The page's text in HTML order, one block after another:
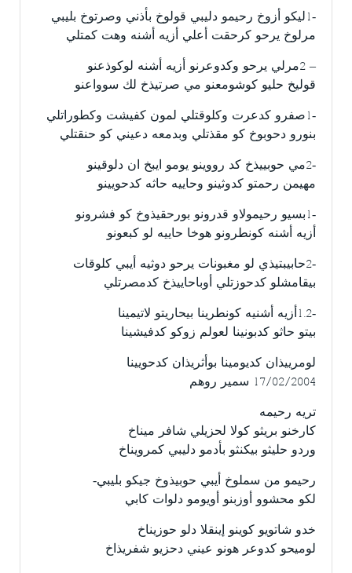
-1ليكو أزوخ رحيمو دليبي قولوخ بأذني وصرتوخ بليبي
مرلوخ يرحو كرحقت أعلي أزيه أشنه وهت كمتلي
– 2مرلي يرحو وكدوعرنو أزيه أشنه لوكوذعنو
قوليخ حليو كوشومعنو مي صرتيذخ لك سوواعنو
-1صفرو كدعرت وكلوقتلي لمون كفيشت وكطوراتلي
بنورو دحوبوخ كو مقذتلي وبدمعه دعيني كو حنقتلي
-2مي حوبييذخ كد رووينو يومو ايبخ ان دلوقينو
مهيمن رحمتو كدوثينو وحاييه حاثه كدحويينو
-1بسيو رحيمولاو قدرونو بورحقيذوخ كو فشرونو
أزيه أشنه كونطرونو هوخا حاييه لو كبعونو
-2حابيبتيذي لو مغبونات يرحو دوثيه أيبي كلوقات
بيقامشلو كدحوزتلي أوباحاييذخ كدمصرتلي
-1.2أزيه أشنيه كونطرينا بيحاريتو لاتيمينا
بيتو حاثو كدبونينا لعولم زوكو كدفيشينا
لومرييذان كديومينا بوأثريذان كدحويينا
17/02/2004 سمير روهم
تريه رحيمه
كارخنو بريثو كولا لحزيلي شافر ميناخ
وردو حليثو بيكنثو بأدمو دليبي كمرويناخ
رحيمو من سملوخ أيبي حوبيذوخ جيكو بليبي-
لكو محشوو أوزبنو أويومو دلوات كابي
خدو شاتويو كوينو إينقلا دلو حوزيناخ
لوميحو كدوعر هونو عيني دحزيو شفريذاخ